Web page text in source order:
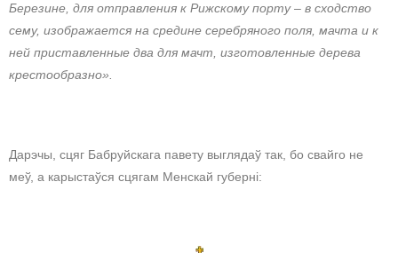
Березине, для отправления к Рижскому порту – в сходство
сему, изображается на средине серебряного поля, мачта и к
ней приставленные два для мачт, изготовленные дерева
крестообразно».
Дарэчы, сцяг Бабруйскага павету выглядаў так, бо свайго не
меў, а карыстаўся сцягам Менскай губерні: